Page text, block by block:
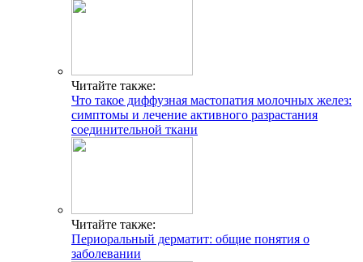
Читайте также:
Что такое диффузная мастопатия молочных желез:
симптомы и лечение активного разрастания
соединительной ткани
Читайте также:
Периоральный дерматит: общие понятия о
заболевании